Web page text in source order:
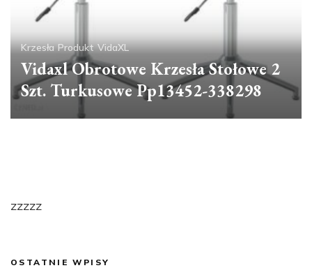
Krzesła Produkt VidaXL
Vidaxl Obrotowe Krzesła Stołowe 2
Szt. Turkusowe Pp13452-338298
zzzzz
OSTATNIE WPISY